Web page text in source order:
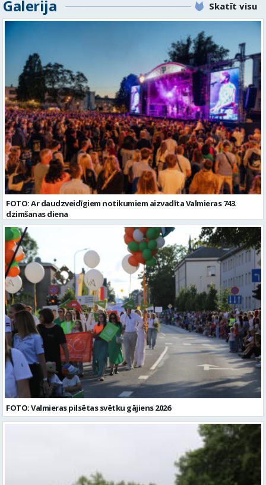
Darba veids: Darbinieka amats uz nenoteiktu laiku Slodze: Viena
vesela slodze Darbības joma: Pakalpojumi Pieteikto vietu skaits: 1
Līgums: Darbinieka amats uz nenoteiktu laiku Aktuāla līdz: 2026-08-
21 Kontaktpersona: CV ar norādi vakancei lūdzu sūtīt uz e-pastu
info@vtu-valmiera.lv vai iesniegt personīgi Izglītības līmenis:
Vispārējā vidējā izglītība
padarītā) - Vienmēr laikā izmaksātu algu - Profesionālus un
atbalstošus kolēģus Lūgums CV sūtīt uz e- pastu:
SAIŅOŠANAS OPERATORS Algas izmaksas veids: Laika darba alga
Darba vietas adrese: LATVIJA, Gravas iela 2, Kocēni, Kocēnu pag.,
Valmieras nov. Slodze: Viena vesela slodze Darbības joma: Ražošana
Pieteikto vietu skaits: 2 Aktuāla līdz: 2027-09-07 Darba sākšanas
datums: 2026-08-17 Kontaktpersona: Davids Pavlovs
Galerija Skatīt visu
FOTO: Ar daudzveidīgiem notikumiem aizvadīta Valmieras 743.
dzimšanas diena
FOTO: Valmieras pilsētas svētku gājiens 2026